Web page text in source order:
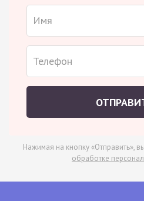
Нажимая на кнопку «Отправить»,
обработке